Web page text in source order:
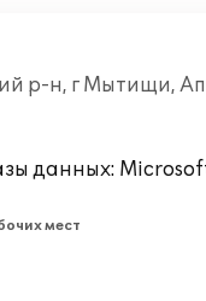
р-н, г Мытищи,
данных:
мест